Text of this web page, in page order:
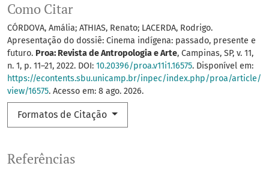
Como Citar
CÓRDOVA, Amália; ATHIAS, Renato; LACERDA, Rodrigo.
Apresentação do dossiê: Cinema indígena: passado, presente e
futuro. Proa: Revista de Antropologia e Arte, Campinas, SP, v. 11,
n. 1, p. 11–21, 2022. DOI: 10.20396/proa.v11i1.16575. Disponível em:
https://econtents.sbu.unicamp.br/inpec/index.php/proa/article/
view/16575. Acesso em: 8 ago. 2026.
Formatos de Citação
Referências